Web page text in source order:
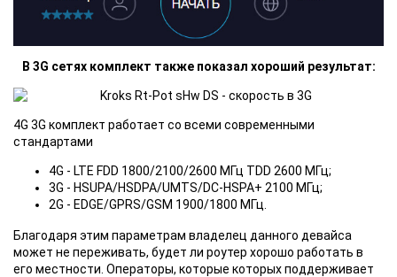
В 3G сетях комплект также показал хороший результат:
4G 3G комплект работает со всеми современными
стандартами
4G - LTE FDD 1800/2100/2600 МГц TDD 2600 МГц;
3G - HSUPA/HSDPA/UMTS/DC-HSPA+ 2100 МГц;
2G - EDGE/GPRS/GSM 1900/1800 МГц.
Благодаря этим параметрам владелец данного девайса
может не переживать, будет ли роутер хорошо работать в
его местности. Операторы, которые которых поддерживает